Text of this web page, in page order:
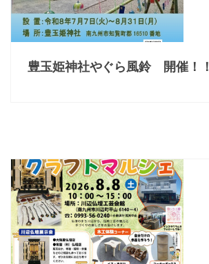
豊玉姫神社やぐら風鈴 開催！！